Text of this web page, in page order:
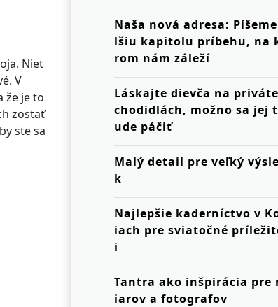
Niet
V
že je to
zostať
ste sa
Naša nová adresa:
lšiu kapitolu príbehu, na
rom nám záleží
Láskajte dievča na
chodidlách, možno sa jej
ude páčiť
Malý detail pre veľký
k
Najlepšie kaderníctvo v
iach pre sviatočné
i
Tantra ako inšpirácia pre
iarov a fotografov